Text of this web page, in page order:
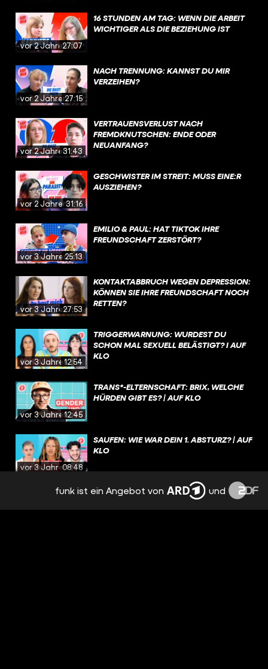
vor 2 Jahren27:07
16 STUNDEN AM TAG: WENN DIE ARBEIT
WICHTIGER ALS DIE BEZIEHUNG IST
vor 2 Jahren27:15
NACH TRENNUNG: KANNST DU MIR
VERZEIHEN?
vor 2 Jahren31:43
VERTRAUENSVERLUST NACH
FREMDKNUTSCHEN: ENDE ODER
NEUANFANG?
vor 2 Jahren31:16
GESCHWISTER IM STREIT: MUSS EINE:R
AUSZIEHEN?
vor 3 Jahren25:13
EMILIO & PAUL: HAT TIKTOK IHRE
FREUNDSCHAFT ZERSTÖRT?
vor 3 Jahren27:53
KONTAKTABBRUCH WEGEN DEPRESSION:
KÖNNEN SIE IHRE FREUNDSCHAFT NOCH
RETTEN?
vor 3 Jahren12:54
TRIGGERWARNUNG: WURDEST DU
SCHON MAL SEXUELL BELÄSTIGT? I AUF
KLO
vor 3 Jahren12:45
TRANS*-ELTERNSCHAFT: BRIX, WELCHE
HÜRDEN GIBT ES? | AUF KLO
vor 3 Jahren08:48
SAUFEN: WIE WAR DEIN 1. ABSTURZ? | AUF
KLO
MIT 19 MAMA WERDEN – IST DAS EIN
funk ist ein Angebot von und